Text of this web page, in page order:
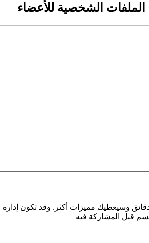
الشخصية للأعضاء
وسيعطيك مميزات أكثر. وقد تكون
قبل المشاركة فيه